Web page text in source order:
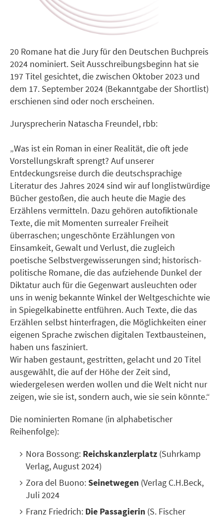
20 Romane hat die Jury für den Deutschen Buchpreis
2024 nominiert. Seit Ausschreibungsbeginn hat sie
197 Titel gesichtet, die zwischen Oktober 2023 und
dem 17. September 2024 (Bekanntgabe der Shortlist)
erschienen sind oder noch erscheinen.
Jurysprecherin Natascha Freundel, rbb:
„Was ist ein Roman in einer Realität, die oft jede
Vorstellungskraft sprengt? Auf unserer
Entdeckungsreise durch die deutschsprachige
Literatur des Jahres 2024 sind wir auf longlistwürdige
Bücher gestoßen, die auch heute die Magie des
Erzählens vermitteln. Dazu gehören autofiktionale
Texte, die mit Momenten surrealer Freiheit
überraschen; ungeschönte Erzählungen von
Einsamkeit, Gewalt und Verlust, die zugleich
poetische Selbstvergewisserungen sind; historisch-
politische Romane, die das aufziehende Dunkel der
Diktatur auch für die Gegenwart ausleuchten oder
uns in wenig bekannte Winkel der Weltgeschichte wie
in Spiegelkabinette entführen. Auch Texte, die das
Erzählen selbst hinterfragen, die Möglichkeiten einer
eigenen Sprache zwischen digitalen Textbausteinen,
haben uns fasziniert.
Wir haben gestaunt, gestritten, gelacht und 20 Titel
ausgewählt, die auf der Höhe der Zeit sind,
wiedergelesen werden wollen und die Welt nicht nur
zeigen, wie sie ist, sondern auch, wie sie sein könnte.“
Die nominierten Romane (in alphabetischer
Reihenfolge):
Nora Bossong: Reichskanzlerplatz (Suhrkamp
Verlag, August 2024)
Zora del Buono:Seinetwegen (Verlag C.H.Beck,
Juli 2024
Franz Friedrich: Die Passagierin (S. Fischer